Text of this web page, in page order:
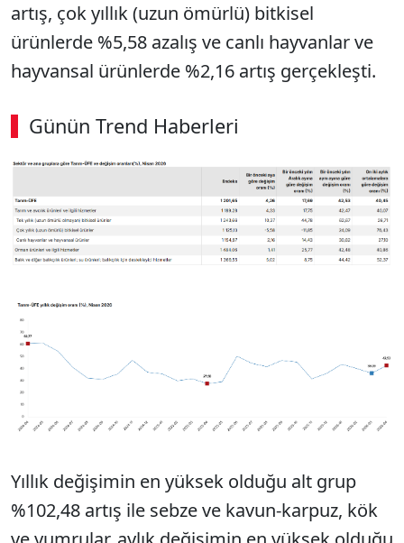
artış, çok yıllık (uzun ömürlü) bitkisel
ürünlerde %5,58 azalış ve canlı hayvanlar ve
hayvansal ürünlerde %2,16 artış gerçekleşti.
Günün Trend Haberleri
00:02 / 09:08
Sesi Aç
Yıllık değişimin en yüksek olduğu alt grup
%102,48 artış ile sebze ve kavun-karpuz, kök